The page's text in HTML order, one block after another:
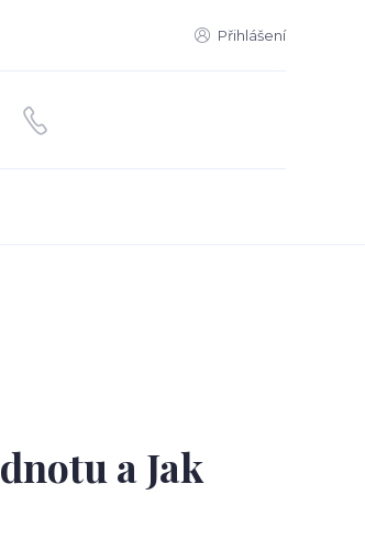
Přihlášení
a Jak